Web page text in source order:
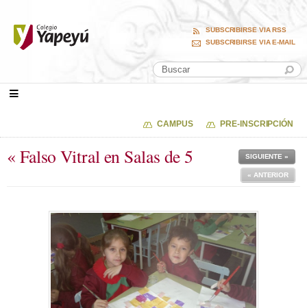
SUBSCRIBIRSE VIA RSS
SUBSCRIBIRSE VIA E-MAIL
CAMPUS PRE-INSCRIPCIÓN
« Falso Vitral en Salas de 5 SIGUIENTE »
« ANTERIOR